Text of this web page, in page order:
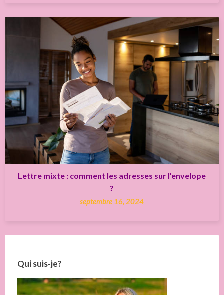
Lettre mixte : comment les adresses sur l’envelope
?
septembre 16, 2024
Qui suis-je?